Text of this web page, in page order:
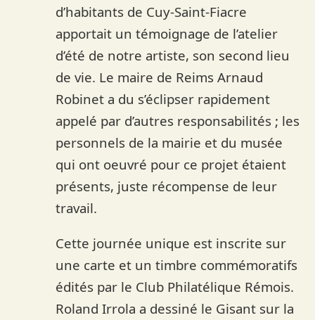
d’habitants de Cuy-Saint-Fiacre
apportait un témoignage de l’atelier
d’été de notre artiste, son second lieu
de vie. Le maire de Reims Arnaud
Robinet a du s’éclipser rapidement
appelé par d’autres responsabilités ; les
personnels de la mairie et du musée
qui ont oeuvré pour ce projet étaient
présents, juste récompense de leur
travail.
Cette journée unique est inscrite sur
une carte et un timbre commémoratifs
édités par le Club Philatélique Rémois.
Roland Irrola a dessiné le Gisant sur la